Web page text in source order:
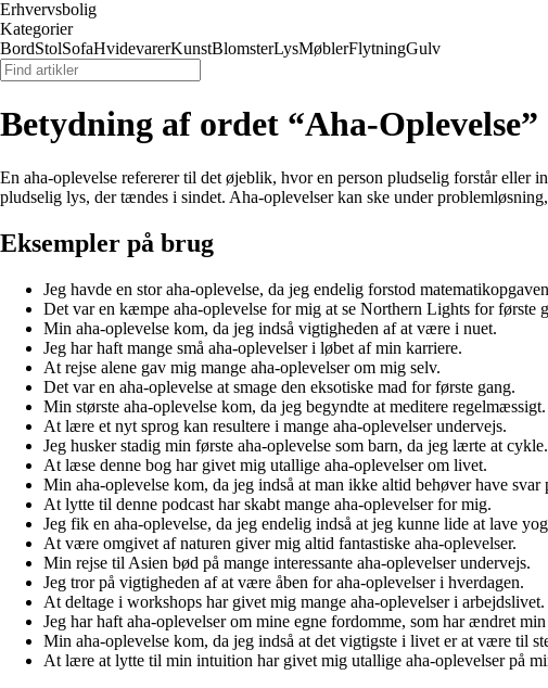
Erhvervsbolig
Kategorier
BordStolSofaHvidevarerKunstBlomsterLysMøblerFlytningGulv
Betydning af ordet “Aha-Oplevelse”
En aha-oplevelse refererer til det øjeblik, hvor en person pludselig forstår eller
pludselig lys, der tændes i sindet. Aha-oplevelser kan ske under
Eksempler på brug
Jeg havde en stor aha-oplevelse, da jeg endelig forstod
Det var en kæmpe aha-oplevelse for mig at se Northern Lights for første
Min aha-oplevelse kom, da jeg indså vigtigheden af at være i nuet.
Jeg har haft mange små aha-oplevelser i løbet af min karriere.
At rejse alene gav mig mange aha-oplevelser om mig selv.
Det var en aha-oplevelse at smage den eksotiske mad for første gang.
Min største aha-oplevelse kom, da jeg begyndte at meditere regelmæssigt.
At lære et nyt sprog kan resultere i mange aha-oplevelser undervejs.
Jeg husker stadig min første aha-oplevelse som barn, da jeg lærte at cykle.
At læse denne bog har givet mig utallige aha-oplevelser om livet.
Min aha-oplevelse kom, da jeg indså at man ikke altid behøver have svar
At lytte til denne podcast har skabt mange aha-oplevelser for mig.
Jeg fik en aha-oplevelse, da jeg endelig indså at jeg kunne lide at lave
At være omgivet af naturen giver mig altid fantastiske aha-oplevelser.
Min rejse til Asien bød på mange interessante aha-oplevelser undervejs.
Jeg tror på vigtigheden af at være åben for aha-oplevelser i hverdagen.
At deltage i workshops har givet mig mange aha-oplevelser i arbejdslivet.
Jeg har haft aha-oplevelser om mine egne fordomme, som har ændret
Min aha-oplevelse kom, da jeg indså at det vigtigste i livet er at være til
At lære at lytte til min intuition har givet mig utallige aha-oplevelser på